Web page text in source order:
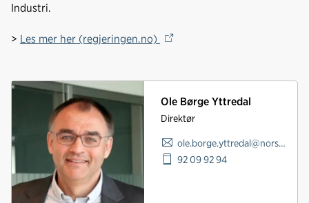
Industri.
> Les mer her (regjeringen.no)
Ole Børge Yttredal
Direktør
ole.borge.yttredal@norskindustri.no
92 09 92 94